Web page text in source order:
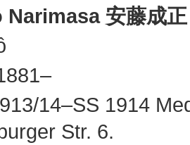
Narimasa 安藤成正
14–SS 1914
Str. 6.